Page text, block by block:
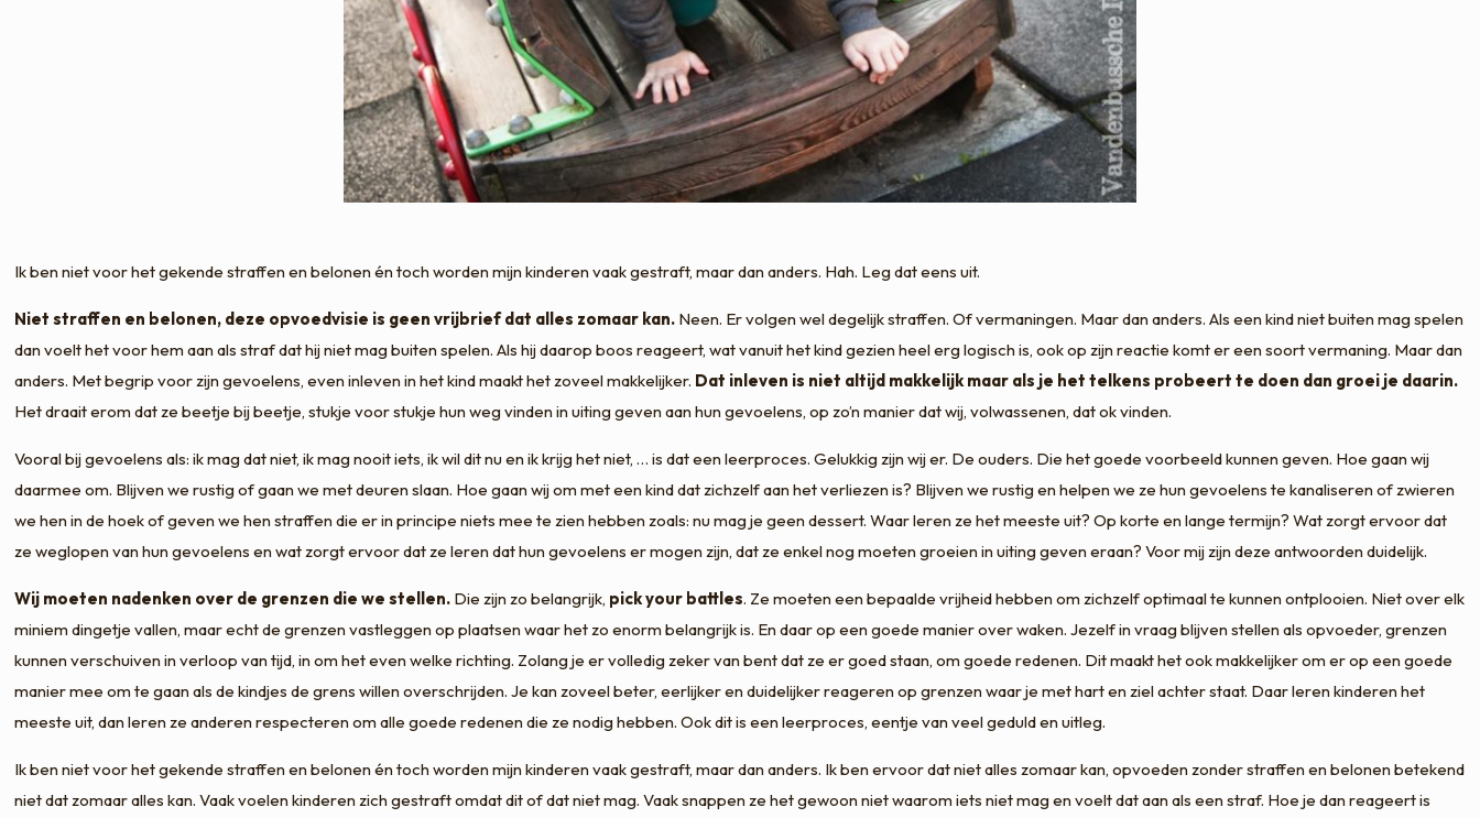
Ik ben niet voor het gekende straffen en belonen én toch worden mijn kinderen vaak gestraft, maar dan anders. Hah. Leg dat eens uit.
Niet straffen en belonen, deze opvoedvisie is geen vrijbrief dat alles zomaar kan. Neen. Er volgen wel degelijk straffen. Of vermaningen. Maar dan anders. Als een kind niet buiten mag spelen
dan voelt het voor hem aan als straf dat hij niet mag buiten spelen. Als hij daarop boos reageert, wat vanuit het kind gezien heel erg logisch is, ook op zijn reactie komt er een soort vermaning. Maar dan
anders. Met begrip voor zijn gevoelens, even inleven in het kind maakt het zoveel makkelijker. Dat inleven is niet altijd makkelijk maar als je het telkens probeert te doen dan groei je daarin.
Het draait erom dat ze beetje bij beetje, stukje voor stukje hun weg vinden in uiting geven aan hun gevoelens, op zo’n manier dat wij, volwassenen, dat ok vinden.
Vooral bij gevoelens als: ik mag dat niet, ik mag nooit iets, ik wil dit nu en ik krijg het niet, … is dat een leerproces. Gelukkig zijn wij er. De ouders. Die het goede voorbeeld kunnen geven. Hoe gaan wij
daarmee om. Blijven we rustig of gaan we met deuren slaan. Hoe gaan wij om met een kind dat zichzelf aan het verliezen is? Blijven we rustig en helpen we ze hun gevoelens te kanaliseren of zwieren
we hen in de hoek of geven we hen straffen die er in principe niets mee te zien hebben zoals: nu mag je geen dessert. Waar leren ze het meeste uit? Op korte en lange termijn? Wat zorgt ervoor dat
ze weglopen van hun gevoelens en wat zorgt ervoor dat ze leren dat hun gevoelens er mogen zijn, dat ze enkel nog moeten groeien in uiting geven eraan? Voor mij zijn deze antwoorden duidelijk.
Wij moeten nadenken over de grenzen die we stellen. Die zijn zo belangrijk, pick your battles. Ze moeten een bepaalde vrijheid hebben om zichzelf optimaal te kunnen ontplooien. Niet over elk
miniem dingetje vallen, maar echt de grenzen vastleggen op plaatsen waar het zo enorm belangrijk is. En daar op een goede manier over waken. Jezelf in vraag blijven stellen als opvoeder, grenzen
kunnen verschuiven in verloop van tijd, in om het even welke richting. Zolang je er volledig zeker van bent dat ze er goed staan, om goede redenen. Dit maakt het ook makkelijker om er op een goede
manier mee om te gaan als de kindjes de grens willen overschrijden. Je kan zoveel beter, eerlijker en duidelijker reageren op grenzen waar je met hart en ziel achter staat. Daar leren kinderen het
meeste uit, dan leren ze anderen respecteren om alle goede redenen die ze nodig hebben. Ook dit is een leerproces, eentje van veel geduld en uitleg.
Ik ben niet voor het gekende straffen en belonen én toch worden mijn kinderen vaak gestraft, maar dan anders. Ik ben ervoor dat niet alles zomaar kan, opvoeden zonder straffen en belonen betekend
niet dat zomaar alles kan. Vaak voelen kinderen zich gestraft omdat dit of dat niet mag. Vaak snappen ze het gewoon niet waarom iets niet mag en voelt dat aan als een straf. Hoe je dan reageert is